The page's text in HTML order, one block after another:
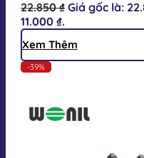
22.850₫ Giá gốc là:
11.000 ₫.
Xem Thêm
-39%